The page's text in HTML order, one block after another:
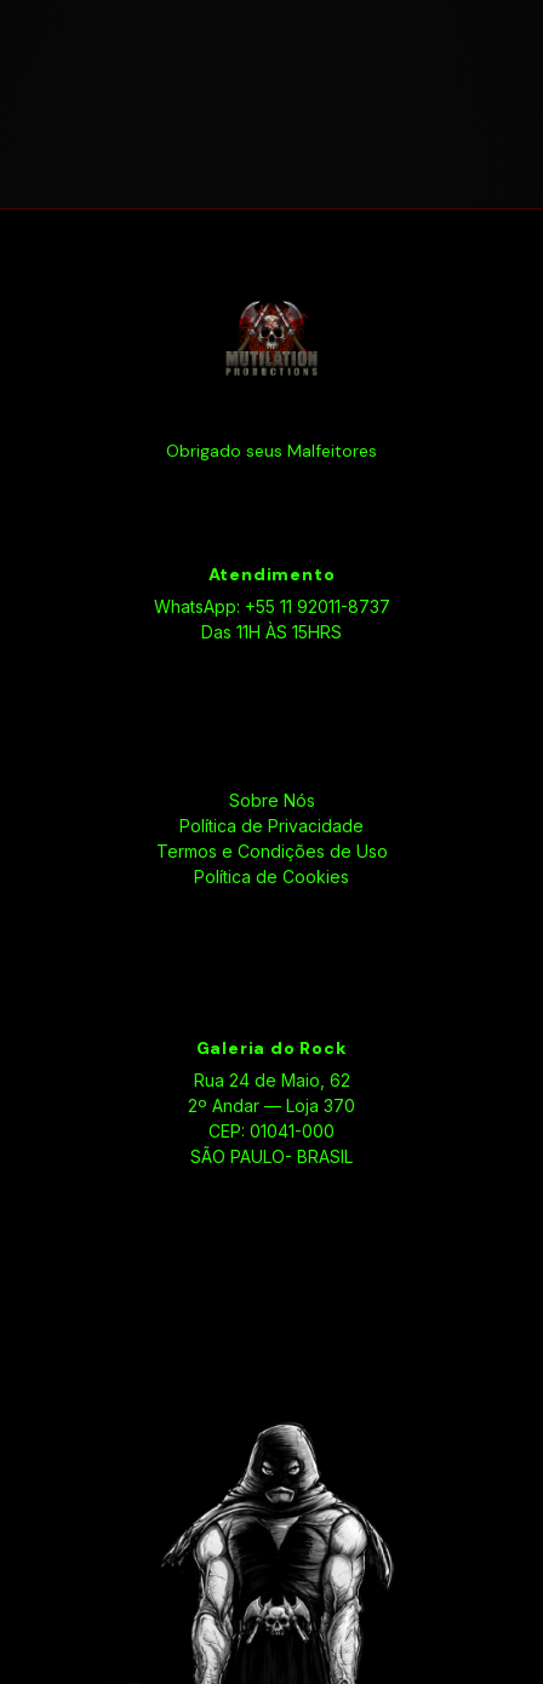
Obrigado seus Malfeitores
Atendimento
WhatsApp: +55 11 92011-8737
Das 11H ÀS 15HRS
Sobre Nós
Política de Privacidade
Termos e Condições de Uso
Política de Cookies
Galeria do Rock
Rua 24 de Maio, 62
2º Andar — Loja 370
CEP: 01041-000
SÃO PAULO- BRASIL